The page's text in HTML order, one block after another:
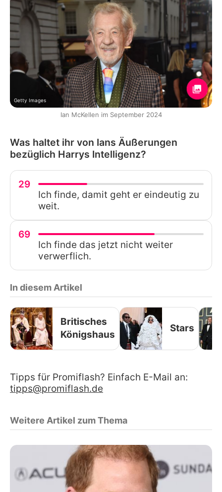
Getty Images
Ian McKellen im September 2024
Was haltet ihr von Ians Äußerungen
bezüglich Harrys Intelligenz?
29
Ich finde, damit geht er eindeutig zu
weit.
69
Ich finde das jetzt nicht weiter
verwerflich.
In diesem Artikel
Britisches
Königshaus
Stars
Tipps für Promiflash? Einfach E-Mail an:
tipps@promiflash.de
Weitere Artikel zum Thema